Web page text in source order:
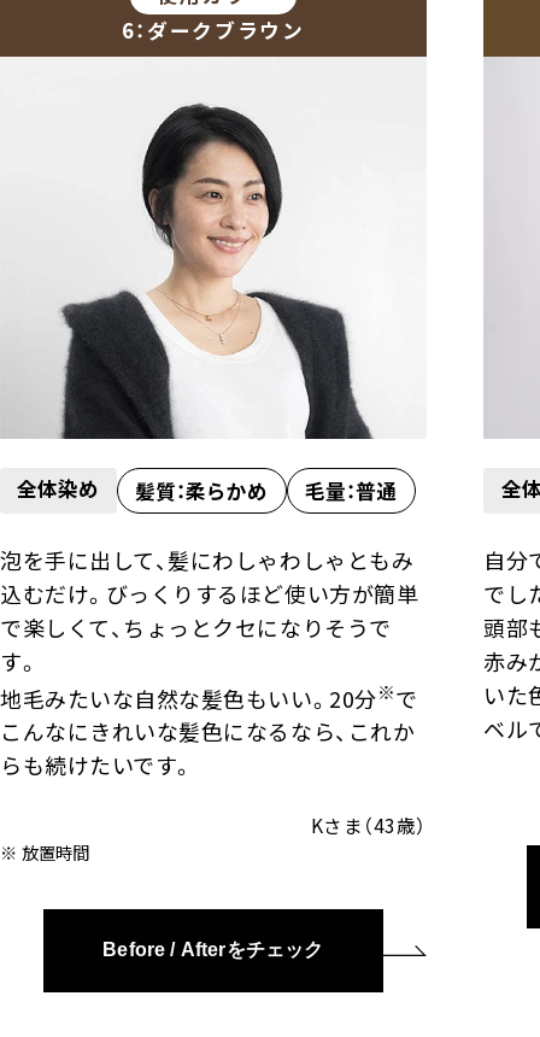
6：ダークブラウン
全体染め 髪質：柔らかめ 毛量：普通
泡を手に出して、髪にわしゃわしゃともみ
込むだけ。びっくりするほど使い方が簡単
で楽しくて、ちょっとクセになりそうで
す。
地毛みたいな自然な髪色もいい。20分※で
こんなにきれいな髪色になるなら、これか
らも続けたいです。
Kさま（43歳）
放置時間
Before / Afterをチェック
全
自分
でし
頭部
赤み
いた
ベル